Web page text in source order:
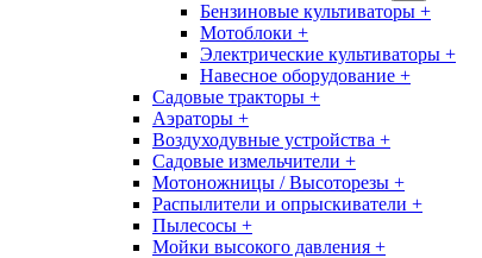
Бензиновые культиваторы +
Мотоблоки +
Электрические культиваторы +
Навесное оборудование +
Садовые тракторы +
Аэраторы +
Воздуходувные устройства +
Садовые измельчители +
Мотоножницы / Высоторезы +
Распылители и опрыскиватели +
Пылесосы +
Мойки высокого давления +